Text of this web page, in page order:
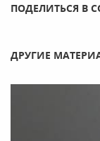
ПОДЕЛИТЬСЯ В
ДРУГИЕ